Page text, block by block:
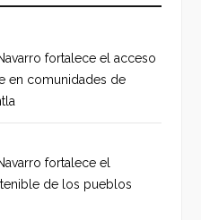
fortalece el acceso
en comunidades de
fortalece el
de los pueblos